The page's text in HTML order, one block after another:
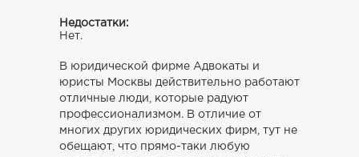
Недостатки:
Нет.
В юридической фирме Адвокаты и
юристы Москвы действительно работают
отличные люди, которые радуют
профессионализмом. В отличие от
многих других юридических фирм, тут не
обещают, что прямо-таки любую